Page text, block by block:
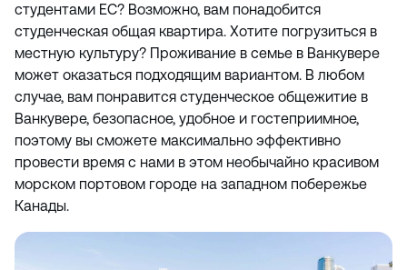
студентами ЕС? Возможно, вам понадобится
студенческая общая квартира. Хотите погрузиться в
местную культуру? Проживание в семье в Ванкувере
может оказаться подходящим вариантом. В любом
случае, вам понравится студенческое общежитие в
Ванкувере, безопасное, удобное и гостеприимное,
поэтому вы сможете максимально эффективно
провести время с нами в этом необычайно красивом
морском портовом городе на западном побережье
Канады.